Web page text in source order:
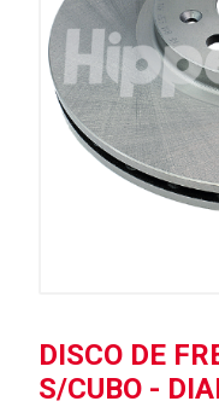
DISCO DE
S/CUBO -